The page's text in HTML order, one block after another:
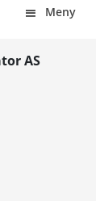
Meny
AS